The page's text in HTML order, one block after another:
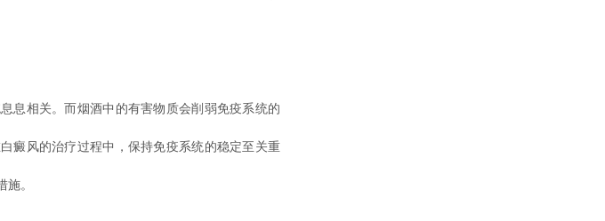
息相关。而烟酒中的有害物质会削弱免疫系统的
癜风的治疗过程中，保持免疫系统的稳定至关重
。